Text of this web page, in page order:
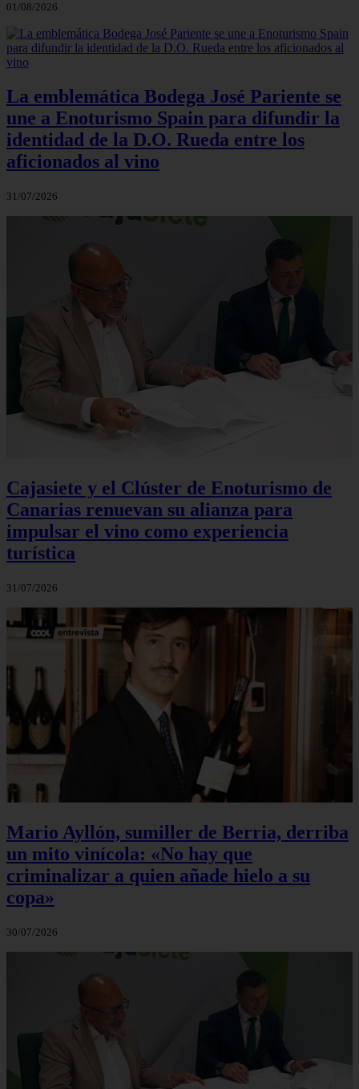
01/08/2026
La emblemática Bodega José Pariente se
une a Enoturismo Spain para difundir la
identidad de la D.O. Rueda entre los
aficionados al vino
31/07/2026
Cajasiete y el Clúster de Enoturismo de
Canarias renuevan su alianza para
impulsar el vino como experiencia
turística
31/07/2026
Mario Ayllón, sumiller de Berria, derriba
un mito vinícola: «No hay que
criminalizar a quien añade hielo a su
copa»
30/07/2026